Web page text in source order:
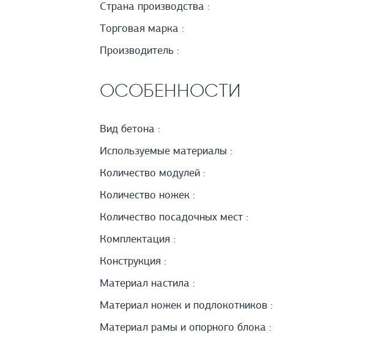
Страна производства :
Торговая марка :
Производитель :
ОСОБЕННОСТИ
Вид бетона :
Используемые материалы :
Количество модулей :
Количество ножек :
Количество посадочных мест :
Комплектация :
Конструкция :
Материал настила :
Материал ножек и подлокотников :
Материал рамы и опорного блока :